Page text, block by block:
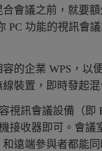
會議之前，就要
PC 功能的視訊會
的企業 WPS，以
裝置，即時發起混
視訊會議設備（
接收器即可。會議
遠端參與者都能